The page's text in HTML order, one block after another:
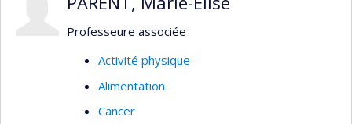
s’intéresse au design et à l’évaluation des
performances des stratégies de mesure de
Professeure associée
Activité physique
Alimentation
Cancer